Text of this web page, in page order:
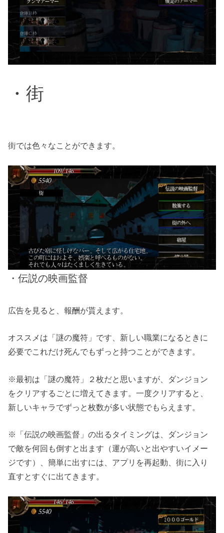
・街
街では色々なことができます。
・伝説の映画監督
広告を見ると、報酬が貰えます。
オススメは「謎の魔符」です、新しい職業になるときに
必要でこれだけ死んでもずっと持つことができます。
※最初は「謎の魔符」２枚だと思いますが、ダンジョン
をクリアするごとに増えてきます。一度クリアすると、
新しいキャラでずっと枚数が多い状態でもらえます。
※「伝説の映画監督」の出るタイミングは、ダンジョン
で敵を何回も倒すと出ます（運が高いと出やすいイメー
ジです）、簡単に出すには、アプリを再起動、街に入り
直すとすぐに出てきます。